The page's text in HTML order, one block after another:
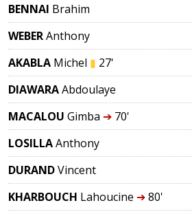
BENNAI Brahim
WEBERAnthony
AKABLA Michel ▮ 27'
DIAWARAAbdoulaye
MACALOU Gimba ➔70'
LOSILLAAnthony
DURANDVincent
KHARBOUCH Lahoucine ➔80'